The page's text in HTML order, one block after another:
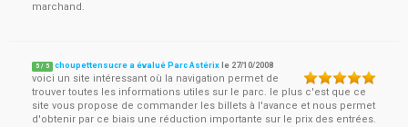
marchand.
5 / 5 choupettensucre a évalué Parc Astérix le 27/10/2008
voici un site intéressant où la navigation permet de
trouver toutes les informations utiles sur le parc. le plus c'est que ce
site vous propose de commander les billets à l'avance et nous permet
d'obtenir par ce biais une réduction importante sur le prix des entrées.